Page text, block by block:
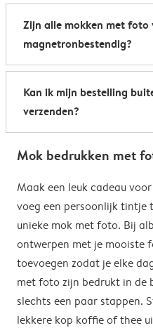
de kantine op het werk te
koffiemokken met foto.
Al onze foto mokken
cm. De inhoud bedraagt
Zijn alle mokken met foto
magnetronbestendig?
Bijna allemaal. Onze
kunnen zowel in de
Heel handig: je kunt er dus
opwarmen en je fotomok
gebruiken. De enige
de hand af te wassen om
verrassingseffect zo goed
Kan ik mijn bestelling
verzenden?
afhankelijk van je
de verzendkosten voor
eventuele bijkomende
zoals invoerrechten,
zijn niet verantwoordelijk
contact opnemen met je
om te zien of er extra
voor je bestelling.
Mok bedrukken met
Maak een leuk cadeau
voeg een persoonlijk tintje
unieke mok met foto. Bij
ontwerpen met je mooiste
toevoegen zodat je elke
met foto zijn bedrukt in de
slechts een paar stappen.
lekkere kop koffie of thee